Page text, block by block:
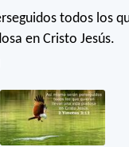
todos los
en Cristo Jesús.